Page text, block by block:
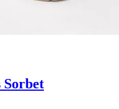
Sorbet